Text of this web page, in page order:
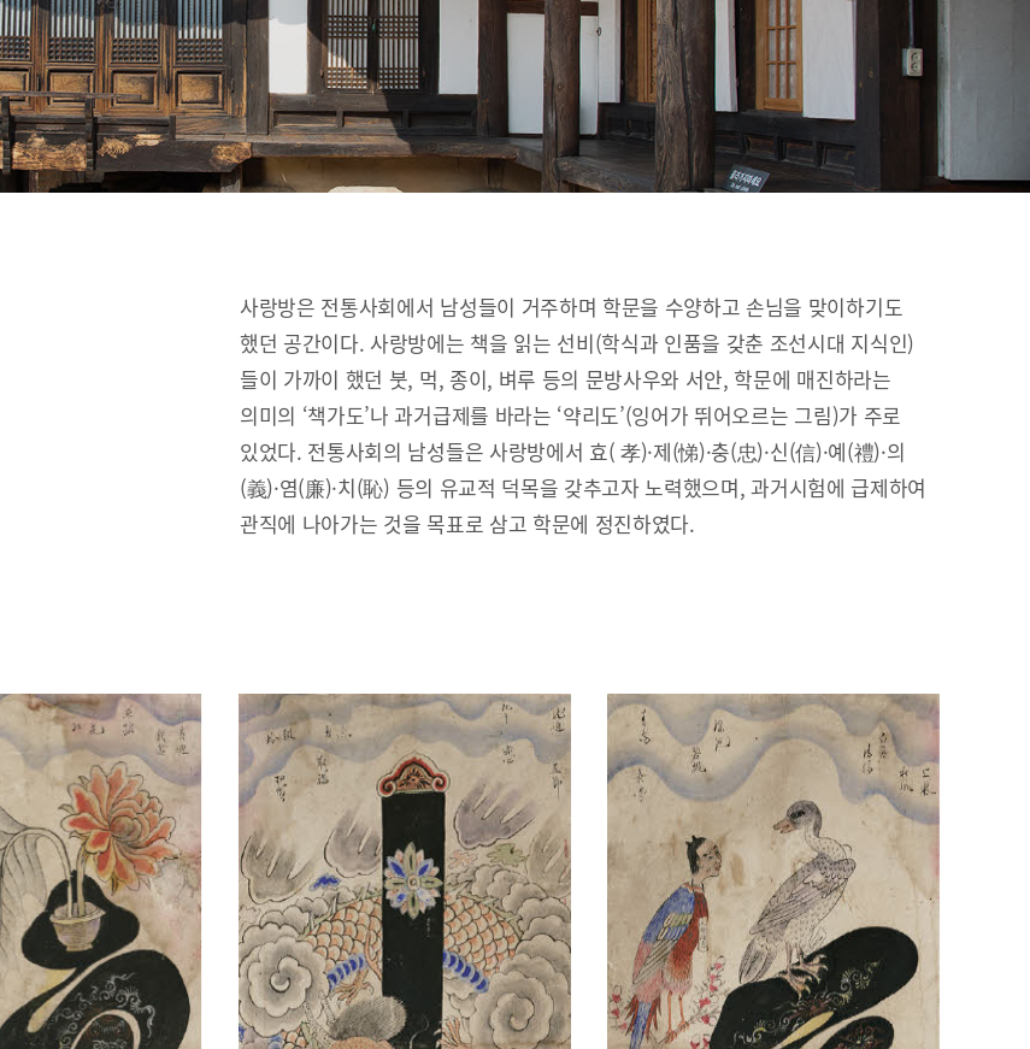
사랑방은 전통사회에서 남성들이 거주하며 학문을 수양하고 손님을 맞이하기도
했던 공간이다. 사랑방에는 책을 읽는 선비(학식과 인품을 갖춘 조선시대 지식인)
들이 가까이 했던 붓, 먹, 종이, 벼루 등의 문방사우와 서안, 학문에 매진하라는
의미의 ‘책가도’나 과거급제를 바라는 ‘약리도’(잉어가 뛰어오르는 그림)가 주로
있었다. 전통사회의 남성들은 사랑방에서 효( 孝)·제(悌)·충(忠)·신(信)·예(禮)·의
(義)·염(廉)·치(恥) 등의 유교적 덕목을 갖추고자 노력했으며, 과거시험에 급제하여
관직에 나아가는 것을 목표로 삼고 학문에 정진하였다.